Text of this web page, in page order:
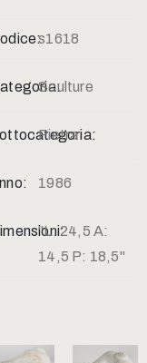
s1618
Sculture
Pietra
1986
"L: 24,5 A:
14,5 P: 18,5"